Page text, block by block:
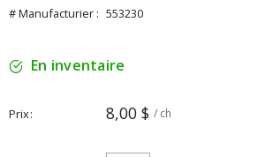
# Manufacturier : 553230
En inventaire
Prix 8,00 $ / ch